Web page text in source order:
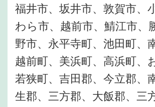
福井市、坂井市、敦賀市、
わら市、越前市、鯖江市、
野市、永平寺町、池田町、
越前町、美浜町、高浜町、
若狭町、吉田郡、今立郡、
生郡、三方郡、大飯郡、三